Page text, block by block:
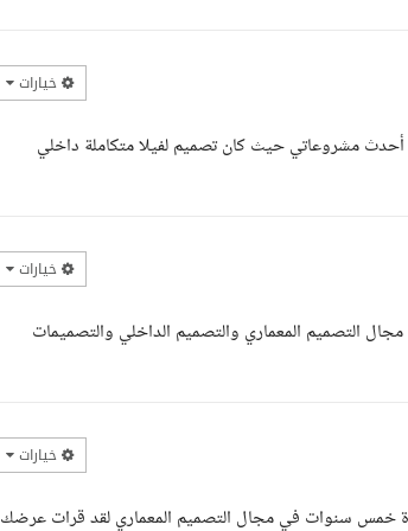
خيارات
مشروعاتي حيث كان تصميم لفيلا متكاملة داخلي
خيارات
مع حضرتك مهندس زياد معماري بخبرة تزيد عن 4 سنوات في مجال التصميم المعماري والتصميم الداخلي والتصميمات
خيارات
خمس سنوات في مجال التصميم المعماري لقد قرات عرضك